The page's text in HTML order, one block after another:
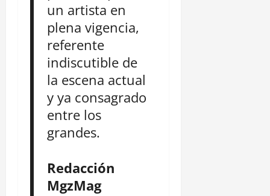
un artista en
plena vigencia,
referente
indiscutible de
la escena actual
y ya consagrado
entre los
grandes.
Redacción
MgzMag